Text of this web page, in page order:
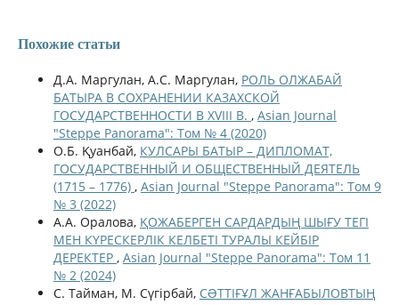
Похожие статьи
Д.А. Маргулан, А.С. Маргулан, РОЛЬ ОЛЖАБАЙ
БАТЫРА В СОХРАНЕНИИ КАЗАХСКОЙ
ГОСУДАРСТВЕННОСТИ В XVIII В. , Asian Journal
"Steppe Panorama": Том № 4 (2020)
О.Б. Қуанбай, КУЛСАРЫ БАТЫР – ДИПЛОМАТ,
ГОСУДАРСТВЕННЫЙ И ОБЩЕСТВЕННЫЙ ДЕЯТЕЛЬ
(1715 – 1776) , Asian Journal "Steppe Panorama": Том 9
№ 3 (2022)
А.А. Оралова, ҚОЖАБЕРГЕН САРДАРДЫҢ ШЫҒУ ТЕГІ
МЕН КҮРЕСКЕРЛІК КЕЛБЕТІ ТУРАЛЫ КЕЙБІР
ДЕРЕКТЕР , Asian Journal "Steppe Panorama": Том 11
№ 2 (2024)
С. Тайман, М. Сүгірбай, СƏТТІҒҰЛ ЖАНҒАБЫЛОВТЫҢ